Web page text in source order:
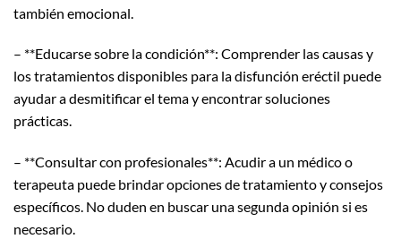
también emocional.
– **Educarse sobre la condición**: Comprender las causas y
los tratamientos disponibles para la disfunción eréctil puede
ayudar a desmitificar el tema y encontrar soluciones
prácticas.
– **Consultar con profesionales**: Acudir a un médico o
terapeuta puede brindar opciones de tratamiento y consejos
específicos. No duden en buscar una segunda opinión si es
necesario.